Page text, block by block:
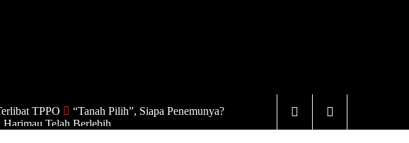
TPPO
“Tanah Pilih”, Siapa Penemunya?
Telah Berlebih